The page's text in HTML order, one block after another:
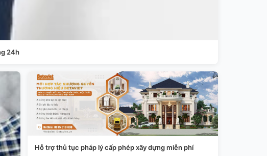
24h
Hỗ trợ thủ tục pháp lý cấp phép xây dựng miễn phí